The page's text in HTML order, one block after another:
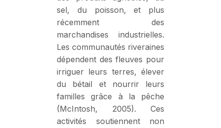
sel, du poisson, et plus
récemment des
marchandises industrielles.
Les communautés riveraines
dépendent des fleuves pour
irriguer leurs terres, élever
du bétail et nourrir leurs
familles grâce à la pêche
(McIntosh, 2005). Ces
activités soutiennent non